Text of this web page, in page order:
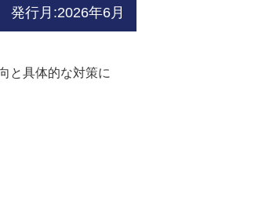
発行月:2026年6月
と具体的な対策に